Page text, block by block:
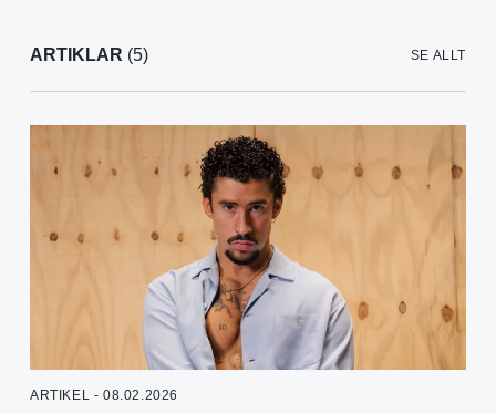
ARTIKLAR (5) SE ALLT
ARTIKEL - 08.02.2026